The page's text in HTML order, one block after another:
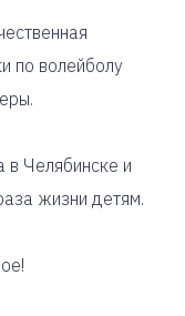
по волейболу
в Челябинске и
жизни детям.